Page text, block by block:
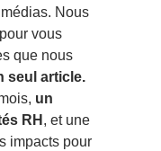
Nous
vous
que nous
seul article.
un
RH , et une
impacts pour